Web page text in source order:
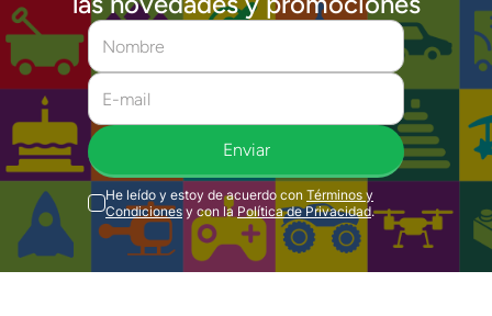
Enviar
He leído y estoy de acuerdo con Términos y
Condiciones y con la Política de Privacidad.